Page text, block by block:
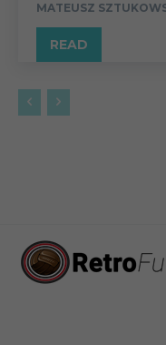
MATEUSZ
READ